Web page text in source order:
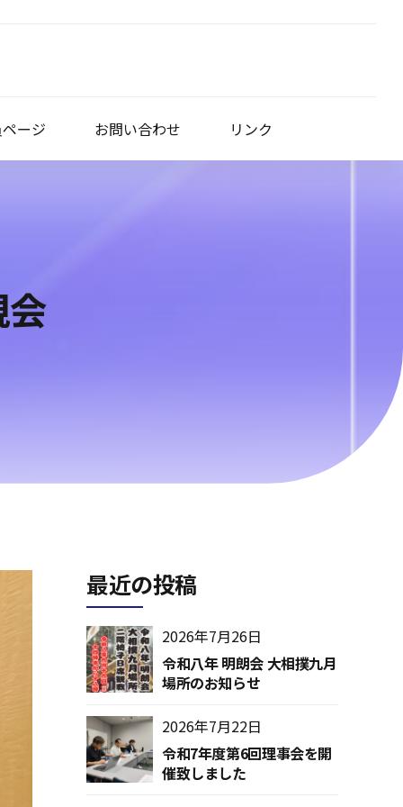
ージ お問い合わせ リンク
最近の投稿
2026年7月26日
令和八年 明朗会 大相撲九月
場所のお知らせ
2026年7月22日
令和7年度第6回理事会を開
催致しました